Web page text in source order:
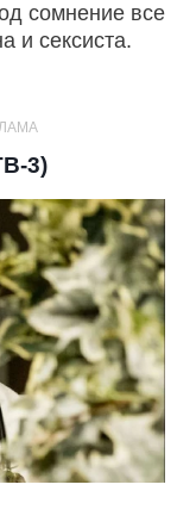
сомнение все
и сексиста.
3)